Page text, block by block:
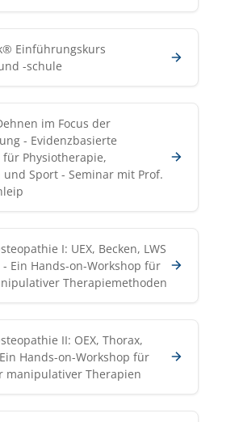
Einführungskurs
-schule
im Focus der
- Evidenzbasierte
Physiotherapie,
Sport - Seminar mit Prof.
I: UEX, Becken, LWS
- Ein Hands-on-Workshop für
Therapiemethoden
II: OEX, Thorax,
Ein Hands-on-Workshop für
manipulativer Therapien